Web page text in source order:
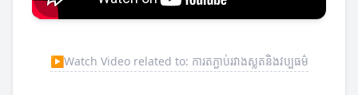
▶Watch Video related to: ការតភ្ជាប់រវាងស្លតនិងវប្បធម៌